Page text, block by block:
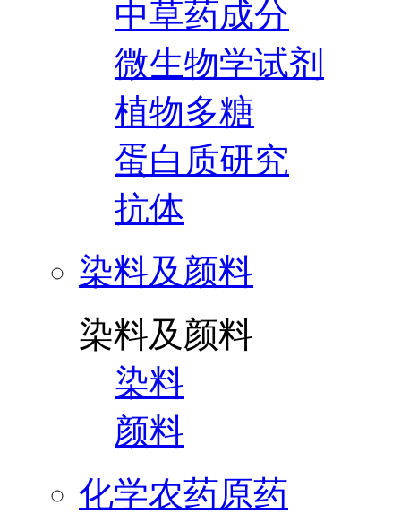
中草药成分
微生物学试剂
植物多糖
蛋白质研究
抗体
染料及颜料
染料及颜料
染料
颜料
化学农药原药